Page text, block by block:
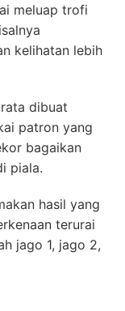
meluap trofi
kelihatan lebih
dibuat
patron yang
bagaikan
piala.
hasil yang
terurai
jago 1, jago 2,